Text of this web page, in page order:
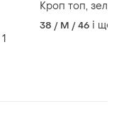
1
Кроп топ,
38 / M / 46 і ще